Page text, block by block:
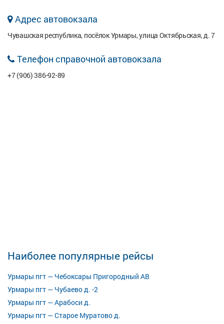
Адрес автовокзала
Чувашская республика, посёлок Урмары, улица Октябрьская, д. 7
Телефон справочной автовокзала
+7 (906) 386-92-89
Наиболее популярные рейсы
Урмары пгт — Чебоксары Пригородный АВ
Урмары пгт — Чубаево д. -2
Урмары пгт — Арабоси д.
Урмары пгт — Старое Муратово д.